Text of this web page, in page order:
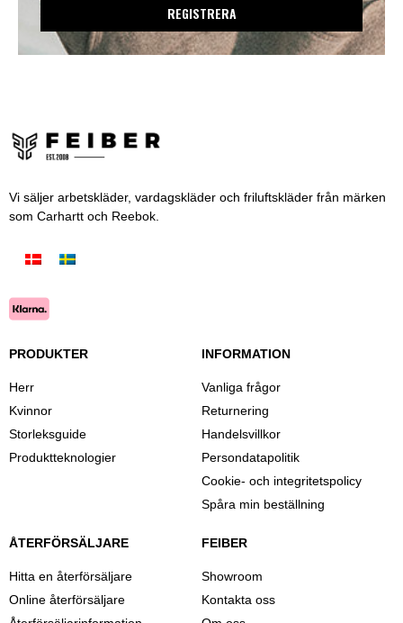
REGISTRERA
Vi säljer arbetskläder, vardagskläder och friluftskläder från märken
som Carhartt och Reebok.
PRODUKTER
Herr
Kvinnor
Storleksguide
Produktteknologier
INFORMATION
Vanliga frågor
Returnering
Handelsvillkor
Persondatapolitik
Cookie- och integritetspolicy
Spåra min beställning
ÅTERFÖRSÄLJARE
Hitta en återförsäljare
Online återförsäljare
FEIBER
Showroom
Kontakta oss